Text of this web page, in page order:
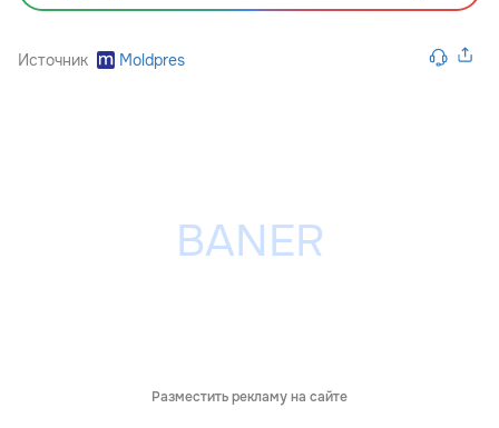
Источник Moldpres
Разместить рекламу на сайте